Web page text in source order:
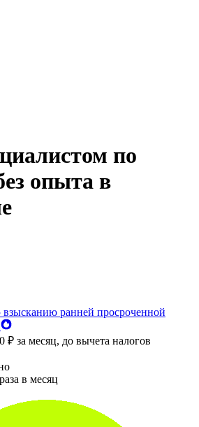
по
опыта в
ранней просроченной
₽ за месяц, до вычета налогов
в месяц